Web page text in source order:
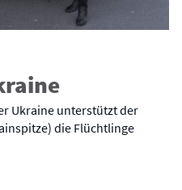
Ukraine unterstützt der
die Flüchtlinge